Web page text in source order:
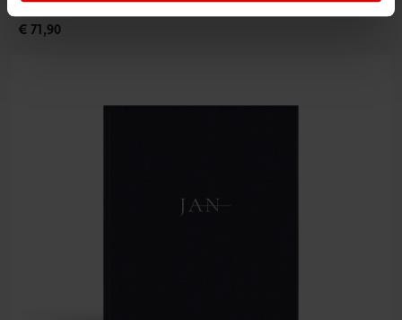
€ 71,90